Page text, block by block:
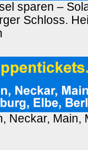
sparen –
Schloss.
Neckar, Main,